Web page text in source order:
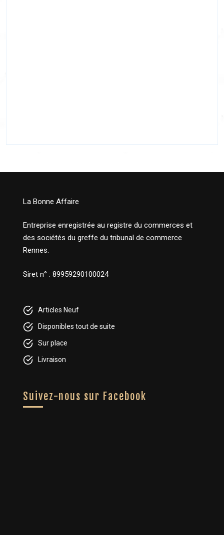
La Bonne Affaire
Entreprise enregistrée au registre du commerces et
des sociétés du greffe du tribunal de commerce
Rennes.
Siret n° : 89959290100024
Articles Neuf
Disponibles tout de suite
Sur place
Livraison
Suivez-nous sur Facebook